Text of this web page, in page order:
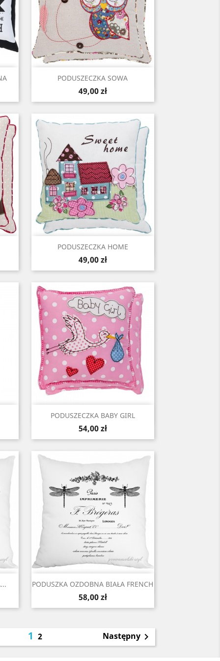
PODUSZECZKA SOWA
Cena
49,00 zł
Szybki podgląd
PODUSZECZKA HOME
Cena
49,00 zł
Szybki podgląd
PODUSZECZKA BABY GIRL
Cena
54,00 zł
Szybki podgląd
PODUSZKA OZDOBNA BIAŁA FRENCH
Cena
58,00 zł
 Szybki podgląd
1 2 Następny